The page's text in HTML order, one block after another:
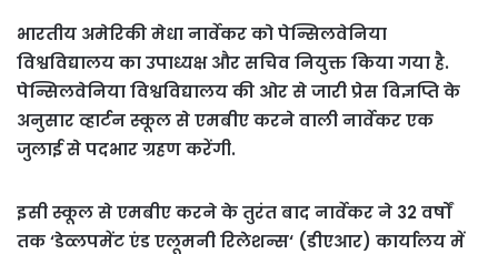
भारतीय अमेरिकी मेधा नार्वेकर को पेन्सिलवेनिया
विश्वविद्यालय का उपाध्यक्ष और सचिव नियुक्त किया गया है.
पेन्सिलवेनिया विश्वविद्यालय की ओर से जारी प्रेस विज्ञप्ति के
अनुसार व्हार्टन स्कूल से एमबीए करने वाली नार्वेकर एक
जुलाई से पदभार ग्रहण करेंगी.
इसी स्कूल से एमबीए करने के तुरंत बाद नार्वेकर ने 32 वर्षों
तक ‘डेव्लपमेंट एंड एलूमनी रिलेशन्स‘ (डीएआर) कार्यालय में